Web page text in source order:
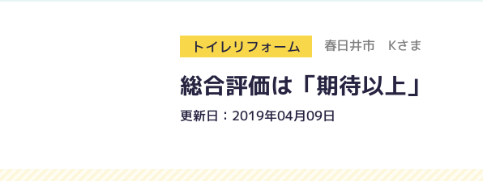
トイレリフォーム 春日井市 Kさま
総合評価は「期待以上」
更新日：2019年04月09日